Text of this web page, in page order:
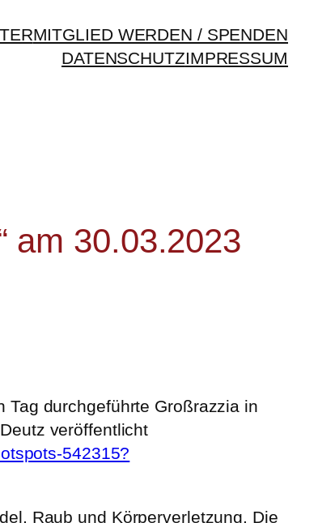
MITGLIED WERDEN / SPENDEN
DATENSCHUTZIMPRESSUM
am 30.03.2023
Tag durchgeführte Großrazzia in
veröffentlicht
542315?
Raub und Körperverletzung. Die